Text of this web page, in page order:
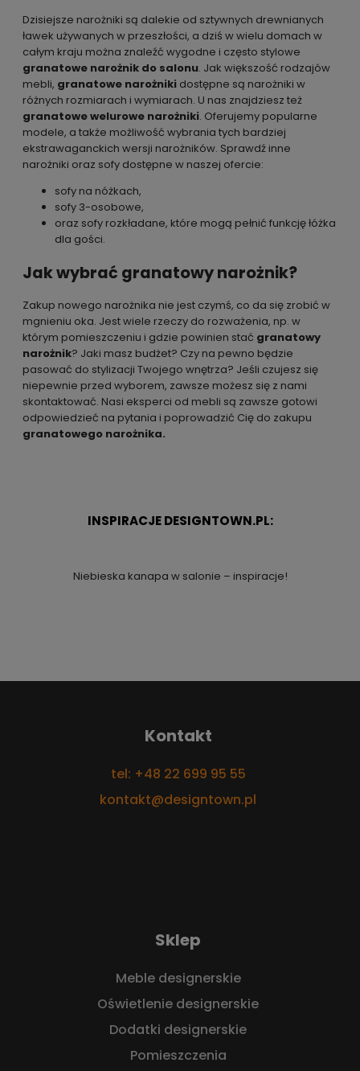
Dzisiejsze narożniki są dalekie od sztywnych drewnianych
ławek używanych w przeszłości, a dziś w wielu domach w
całym kraju można znaleźć wygodne i często stylowe
granatowe narożnik do salonu. Jak większość rodzajów
mebli, granatowe narożniki dostępne są narożniki w
różnych rozmiarach i wymiarach. U nas znajdziesz też
granatowe welurowe narożniki. Oferujemy popularne
modele, a także możliwość wybrania tych bardziej
ekstrawaganckich wersji narożników. Sprawdź inne
narożniki oraz sofy dostępne w naszej ofercie:
sofy na nóżkach,
sofy 3-osobowe,
oraz sofy rozkładane, które mogą pełnić funkcję łóżka
dla gości.
Jak wybrać granatowy narożnik?
Zakup nowego narożnika nie jest czymś, co da się zrobić w
mgnieniu oka. Jest wiele rzeczy do rozważenia, np. w
którym pomieszczeniu i gdzie powinien stać granatowy
narożnik? Jaki masz budżet? Czy na pewno będzie
pasować do stylizacji Twojego wnętrza? Jeśli czujesz się
niepewnie przed wyborem, zawsze możesz się z nami
skontaktować. Nasi eksperci od mebli są zawsze gotowi
odpowiedzieć na pytania i poprowadzić Cię do zakupu
granatowego narożnika.
INSPIRACJE DESIGNTOWN.PL:
Niebieska kanapa w salonie – inspiracje!
Kontakt
tel: +48 22 699 95 55
kontakt@designtown.pl
Sklep
Meble designerskie
Oświetlenie designerskie
Dodatki designerskie
Pomieszczenia